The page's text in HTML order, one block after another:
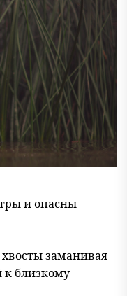
и опасны
заманивая
близкому